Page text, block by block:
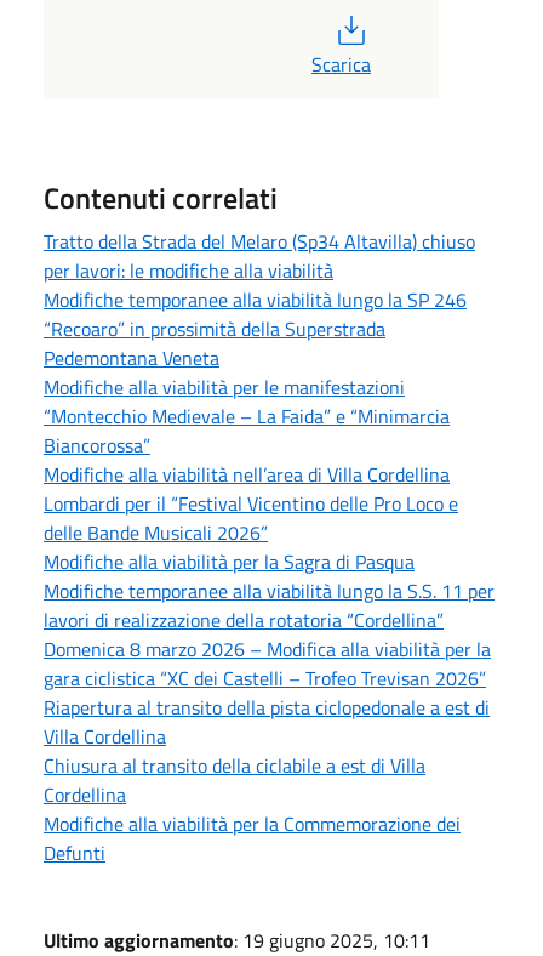
Scarica
Contenuti correlati
Tratto della Strada del Melaro (Sp34 Altavilla) chiuso
per lavori: le modifiche alla viabilità
Modifiche temporanee alla viabilità lungo la SP 246
“Recoaro” in prossimità della Superstrada
Pedemontana Veneta
Modifiche alla viabilità per le manifestazioni
“Montecchio Medievale – La Faida” e “Minimarcia
Biancorossa”
Modifiche alla viabilità nell’area di Villa Cordellina
Lombardi per il “Festival Vicentino delle Pro Loco e
delle Bande Musicali 2026”
Modifiche alla viabilità per la Sagra di Pasqua
Modifiche temporanee alla viabilità lungo la S.S. 11 per
lavori di realizzazione della rotatoria “Cordellina”
Domenica 8 marzo 2026 – Modifica alla viabilità per la
gara ciclistica “XC dei Castelli – Trofeo Trevisan 2026”
Riapertura al transito della pista ciclopedonale a est di
Villa Cordellina
Chiusura al transito della ciclabile a est di Villa
Cordellina
Modifiche alla viabilità per la Commemorazione dei
Defunti
Ultimo aggiornamento: 19 giugno 2025, 10:11